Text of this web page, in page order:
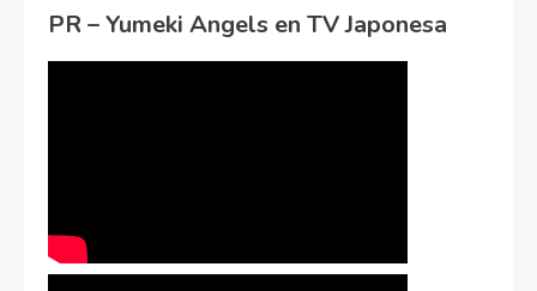
PR – Yumeki Angels en TV Japonesa